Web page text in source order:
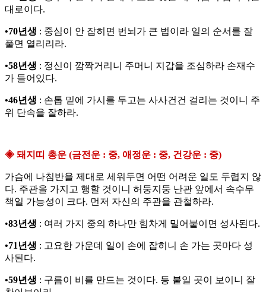
대로이다.
•70년생 : 중심이 안 잡히면 번뇌가 큰 법이라 일의 순서를 잘
풀면 열리리라.
•58년생 : 정신이 깜짝거리니 주머니 지갑을 조심하라 손재수
가 들어있다.
•46년생 : 손톱 밑에 가시를 두고는 사사건건 걸리는 것이니 주
위 단속을 잘하라.
◈ 돼지띠 총운 (금전운 : 중, 애정운 : 중, 건강운 : 중)
가슴에 나침반을 제대로 세워두면 어떤 어려운 일도 두렵지 않
다. 주관을 가지고 행할 것이니 허둥지둥 난관 앞에서 속수무
책일 가능성이 크다. 먼저 자신의 주관을 관철하라.
•83년생 : 여러 가지 중의 하나만 힘차게 밀어붙이면 성사된다.
•71년생 : 고요한 가운데 일이 손에 잡히니 손 가는 곳마다 성
사된다.
•59년생 : 구름이 비를 만드는 것이다. 등 붙일 곳이 보이니 잘